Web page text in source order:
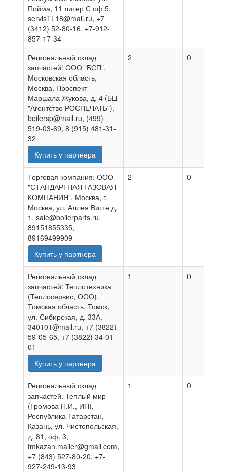
Пойма, 11 литер С оф 5,
servisTL18@mail.ru, +7
(3412) 52-80-16, +7-912-
857-17-34
Региональный склад
запчастей: ООО "БСП",
Московская область,
Москва, Проспект
Маршала Жукова, д. 4 (БЦ
"Агентство РОСПЕЧАТЬ"),
boilersp@mail.ru, (499)
519-03-69, 8 (915) 481-31-
32
Купить у партнера
2 0
Торговая компания: ООО
"СТАНДАРТНАЯ ГАЗОВАЯ
КОМПАНИЯ", Москва, г.
Москва, ул. Аллея Витте д.
1, sale@boilerparts.ru,
89151855335,
89169499909
Купить у партнера
2 0
Региональный склад
запчастей: Теплотехника
(Теплосервис, ООО),
Томская область, Томск,
ул. Сибирская, д. 33А,
340101@mail.ru, +7 (3822)
59-05-65, +7 (3822) 34-01-
01
Купить у партнера
1 0
Региональный склад
запчастей: Теплый мир
(Громова Н.И., ИП),
Республика Татарстан,
Казань, ул. Чистопольская,
д. 81, оф. 3,
tmkazan.mailer@gmail.com,
+7 (843) 527-80-20, +7-
927-249-13-93
1 0